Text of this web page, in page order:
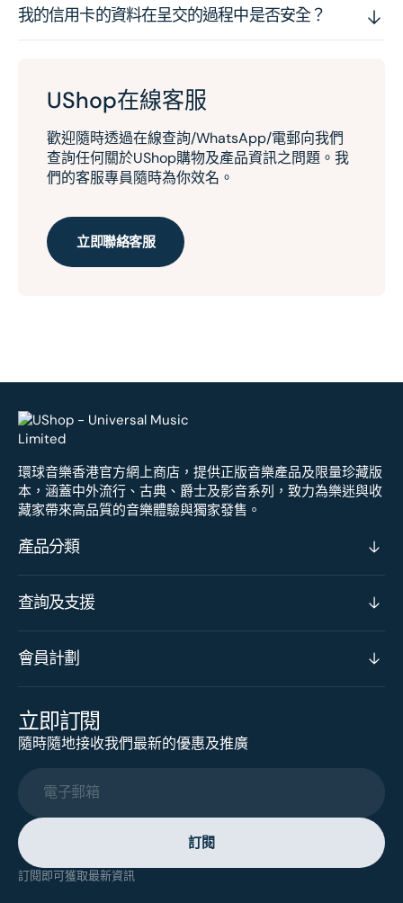
我的信用卡的資料在呈交的過程中是否安全？
UShop在線客服
歡迎隨時透過在線查詢/WhatsApp/電郵向我們
查詢任何關於UShop購物及產品資訊之問題。我
們的客服專員隨時為你效名。
立即聯絡客服
環球音樂香港官方網上商店，提供正版音樂產品及限量珍藏版
本，涵蓋中外流行、古典、爵士及影音系列，致力為樂迷與收
藏家帶來高品質的音樂體驗與獨家發售。
產品分類
查詢及支援
會員計劃
立即訂閱
隨時隨地接收我們最新的優惠及推廣
電子郵箱
訂閱
訂閱即可獲取最新資訊